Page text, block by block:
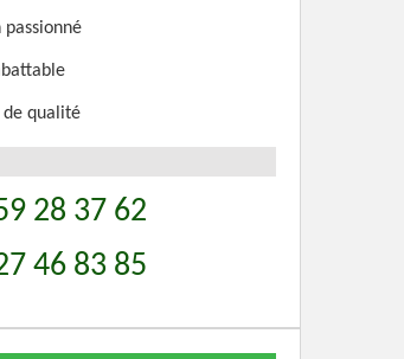
passionné
de qualité
28 37 62
46 83 85